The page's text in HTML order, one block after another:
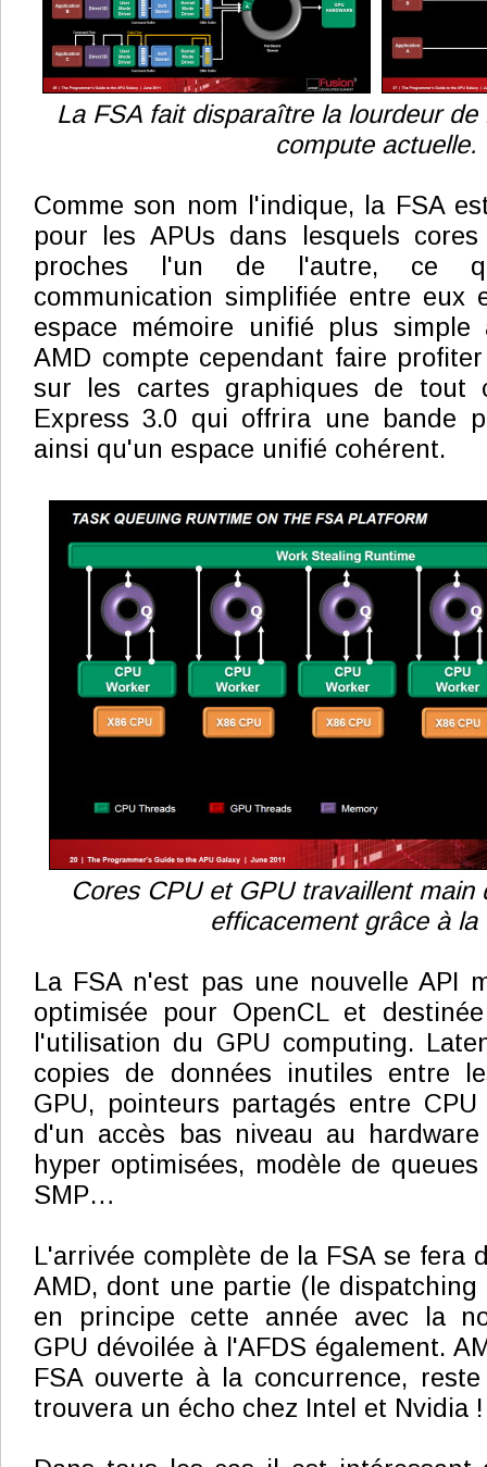
La FSA fait disparaître la lourdeur
compute actuelle.
Comme son nom l'indique, la FSA
pour les APUs dans lesquels
proches l'un de l'autre, ce
communication simplifiée entre eux
espace mémoire unifié plus
AMD compte cependant faire
sur les cartes graphiques de tout
Express 3.0 qui offrira une bande
ainsi qu'un espace unifié cohérent.
Cores CPU et GPU travaillent main
efficacement grâce à la
La FSA n'est pas une nouvelle API
optimisée pour OpenCL et
l'utilisation du GPU computing.
copies de données inutiles entre
GPU, pointeurs partagés entre
d'un accès bas niveau au
hyper optimisées, modèle de
SMP…
L'arrivée complète de la FSA se fera
AMD, dont une partie (le
en principe cette année avec la
GPU dévoilée à l'AFDS également.
FSA ouverte à la concurrence,
trouvera un écho chez Intel et Nvidia !